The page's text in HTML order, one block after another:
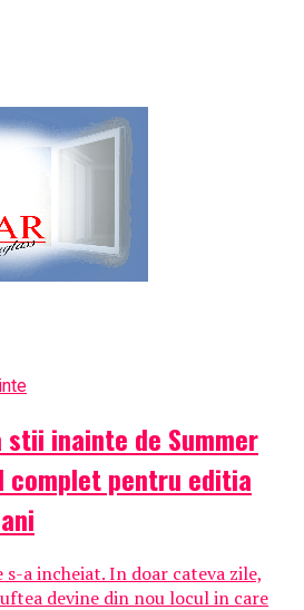
inainte de Summer
complet pentru editia
a incheiat. In doar cateva zile,
devine din nou locul in care